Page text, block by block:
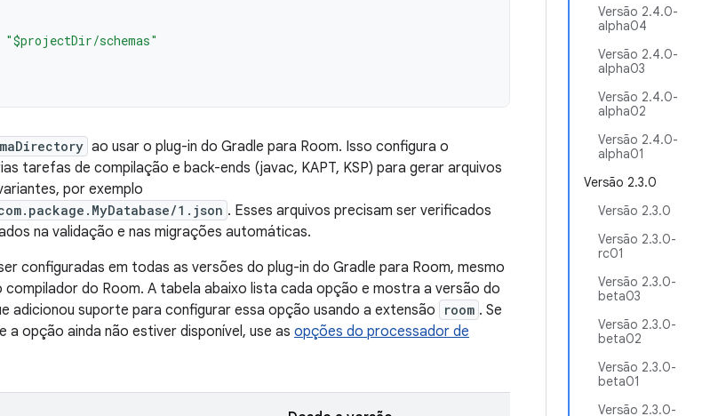
Versão 2.4.0-
alpha04
Versão 2.4.0-
alpha03
Versão 2.4.0-
alpha02
Versão 2.4.0-
alpha01
Versão 2.3.0
Versão 2.3.0
Versão 2.3.0-
rc01
Versão 2.3.0-
beta03
Versão 2.3.0-
beta02
Versão 2.3.0-
beta01
Versão 2.3.0-
"$projectDir/schemas"
ao usar o plug-in do Gradle para Room. Isso configura o
tarefas de compilação e back-ends (javac, KAPT, KSP) para gerar arquivos
por exemplo
1.json . Esses arquivos precisam ser verificados
na validação e nas migrações automáticas.
configuradas em todas as versões do plug-in do Gradle para Room, mesmo
compilador do Room. A tabela abaixo lista cada opção e mostra a versão do
adicionou suporte para configurar essa opção usando a extensão
room . Se
a opção ainda não estiver disponível, use as opções do processador de